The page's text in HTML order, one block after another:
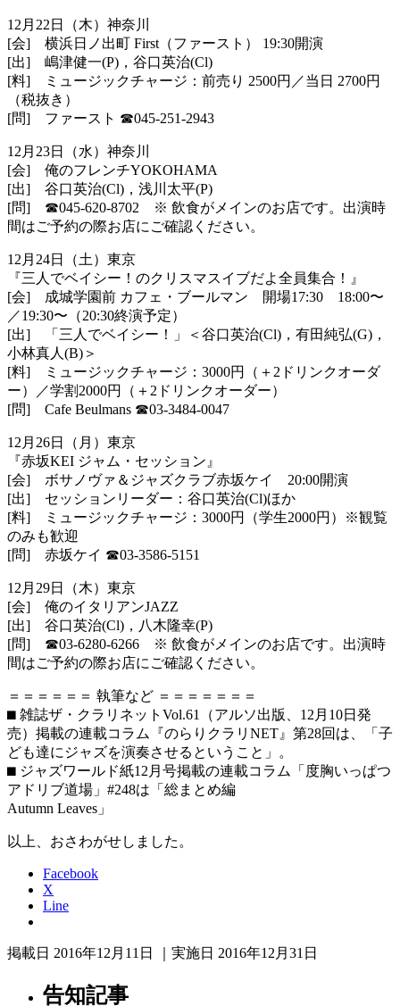
12月22日（木）神奈川
[会] 横浜日ノ出町 First（ファースト） 19:30開演
[出] 嶋津健一(P)，谷口英治(Cl)
[料] ミュージックチャージ：前売り 2500円／当日 2700円
（税抜き）
[問] ファースト ☎︎045-251-2943
12月23日（水）神奈川
[会] 俺のフレンチYOKOHAMA
[出] 谷口英治(Cl)，浅川太平(P)
[問] ☎︎045-620-8702 ※ 飲食がメインのお店です。出演時
間はご予約の際お店にご確認ください。
12月24日（土）東京
『三人でベイシー！のクリスマスイブだよ全員集合！』
[会] 成城学園前 カフェ・ブールマン 開場17:30 18:00〜
／19:30〜（20:30終演予定）
[出] 「三人でベイシー！」＜谷口英治(Cl)，有田純弘(G)，
小林真人(B)＞
[料] ミュージックチャージ：3000円（＋2ドリンクオーダ
ー）／学割2000円（＋2ドリンクオーダー）
[問] Cafe Beulmans ☎︎03-3484-0047
12月26日（月）東京
『赤坂KEI ジャム・セッション』
[会] ボサノヴァ＆ジャズクラブ赤坂ケイ 20:00開演
[出] セッションリーダー：谷口英治(Cl)ほか
[料] ミュージックチャージ：3000円（学生2000円）※観覧
のみ も歓迎
[問] 赤坂ケイ ☎︎03-3586-5151
12月29日（木）東京
[会] 俺のイタリアンJAZZ
[出] 谷口英治(Cl)，八木隆幸(P)
[問] ☎︎03-6280-6266 ※ 飲食がメインのお店です。出演時
間はご予約の際お店にご確認ください。
＝＝＝＝＝＝ 執筆など ＝＝＝＝＝＝＝
⬛︎ 雑誌ザ・クラリネットVol.61（アルソ出版、12月10日発
売）掲載の連載コラム『のらりクラリNET』第28回は、「子
ども達にジャズを演奏させるということ」。
⬛︎ ジャズワールド紙12月号掲載の連載コラム「度胸いっぱつ
アドリ ブ道場」#248は「総まとめ編
Autumn Leaves」
以上、おさわがせしました。
Facebook
X
Line
掲載日 2016年12月11日 ｜実施日 2016年12月31日
告知記事